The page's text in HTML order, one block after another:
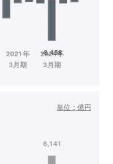
単位： 億円